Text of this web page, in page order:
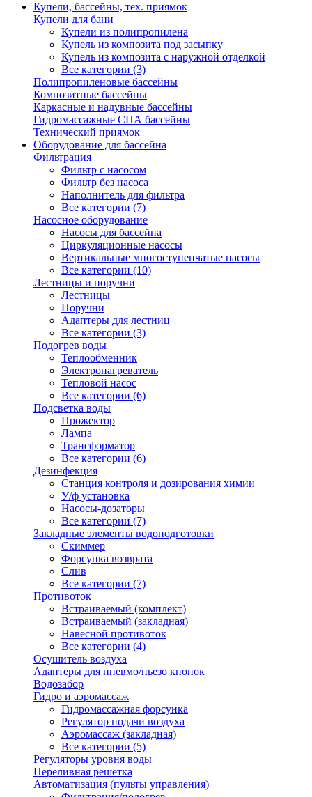
Купели, бассейны, тех. приямок
Купели для бани
Купели из полипропилена
Купель из композита под засыпку
Купель из композита с наружной отделкой
Все категории (3)
Полипропиленовые бассейны
Композитные бассейны
Каркасные и надувные бассейны
Гидромассажные СПА бассейны
Технический приямок
Оборудование для бассейна
Фильтрация
Фильтр с насосом
Фильтр без насоса
Наполнитель для фильтра
Все категории (7)
Насосное оборудование
Насосы для бассейна
Циркуляционные насосы
Вертикальные многоступенчатые насосы
Все категории (10)
Лестницы и поручни
Лестницы
Поручни
Адаптеры для лестниц
Все категории (3)
Подогрев воды
Теплообменник
Электронагреватель
Тепловой насос
Все категории (6)
Подсветка воды
Прожектор
Лампа
Трансформатор
Все категории (6)
Дезинфекция
Станция контроля и дозирования химии
У/ф установка
Насосы-дозаторы
Все категории (7)
Закладные элементы водоподготовки
Скиммер
Форсунка возврата
Слив
Все категории (7)
Противоток
Встраиваемый (комплект)
Встраиваемый (закладная)
Навесной противоток
Все категории (4)
Осушитель воздуха
Адаптеры для пневмо/пьезо кнопок
Водозабор
Гидро и аэромассаж
Гидромассажная форсунка
Регулятор подачи воздуха
Аэромассаж (закладная)
Все категории (5)
Регуляторы уровня воды
Переливная решетка
Автоматизация (пульты управления)